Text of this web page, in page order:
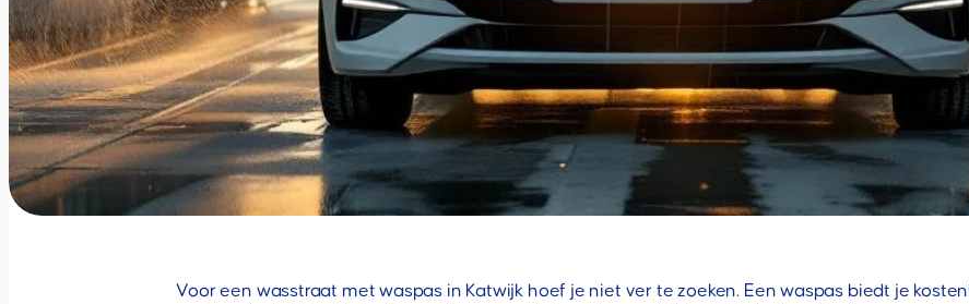
Voor een wasstraat met waspas in Katwijk hoef je niet ver te zoeken. Een waspas biedt je